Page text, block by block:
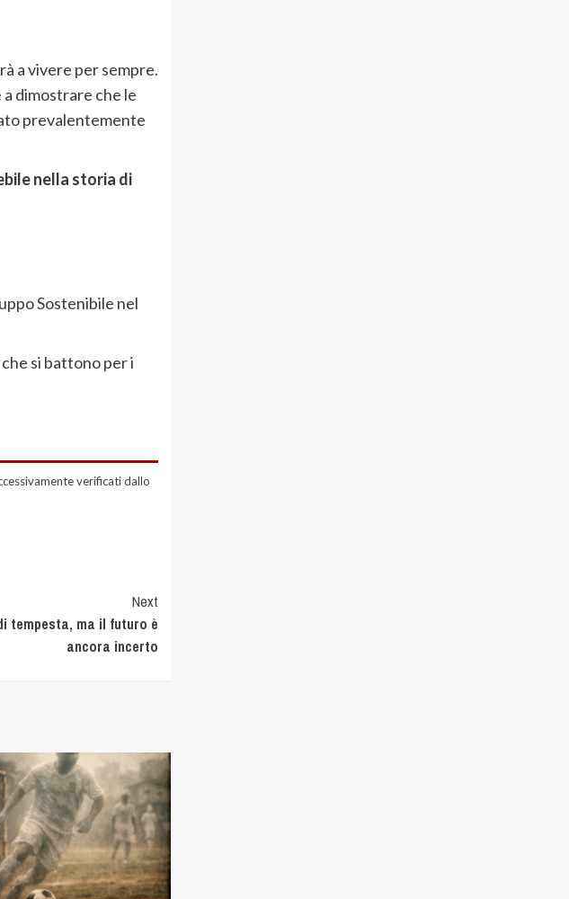
a vivere per sempre.
dimostrare che le
prevalentemente
nella storia di
Sostenibile nel
si battono per i
verificati dallo
Next
tempesta, ma il futuro è
ancora incerto